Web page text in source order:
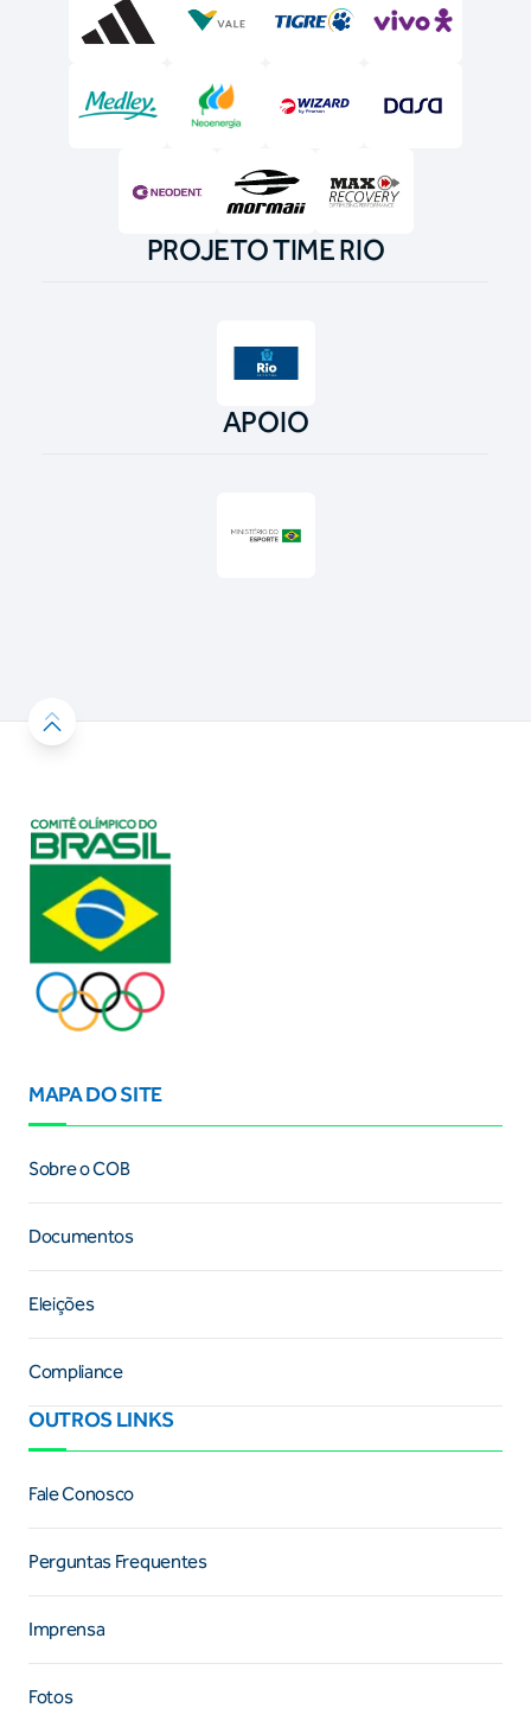
PROJETO TIME RIO
APOIO
MAPA DO SITE
Sobre o COB
Documentos
Eleições
Compliance
OUTROS LINKS
Fale Conosco
Perguntas Frequentes
Imprensa
Fotos